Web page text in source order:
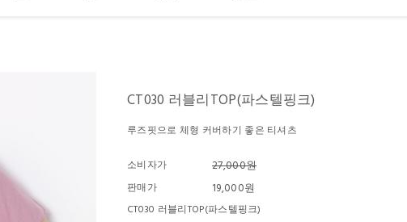
CT030 러블리TOP(파스텔핑크)
루즈핏으로 체형 커버하기 좋은 티셔츠
소비자가 27,000원
판매가 19,000원
CT030 러블리TOP(파스텔핑크)